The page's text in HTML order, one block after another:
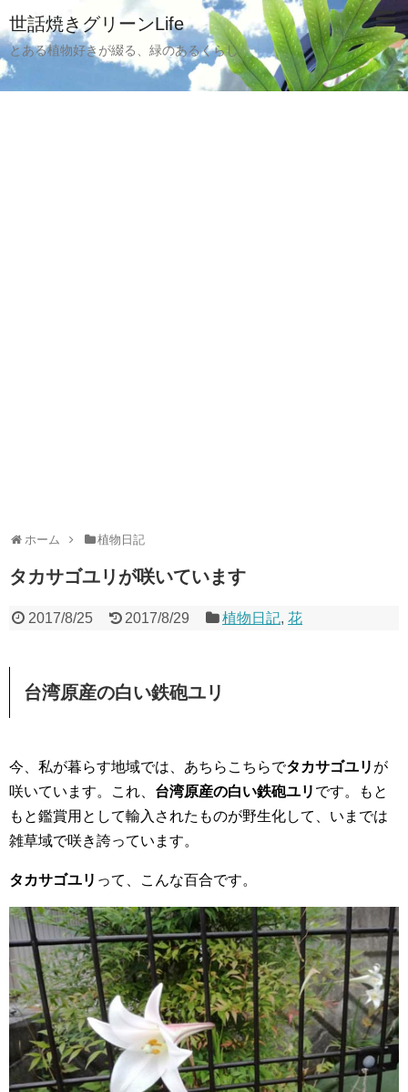
世話焼きグリーンLife
とある植物好きが綴る、緑のあるくらし
ホーム 植物日記
タカサゴユリが咲いています
2017/8/25 2017/8/29 植物日記,花
台湾原産の白い鉄砲ユリ
今、私が暮らす地域では、あちらこちらでタカサゴユリ が
咲いています。これ、 台湾原産の白い鉄砲ユリ です。もと
もと鑑賞用として輸入されたものが野生化して、いまでは
雑草域で咲き誇っています。
タカサゴユリ って、こんな百合です。